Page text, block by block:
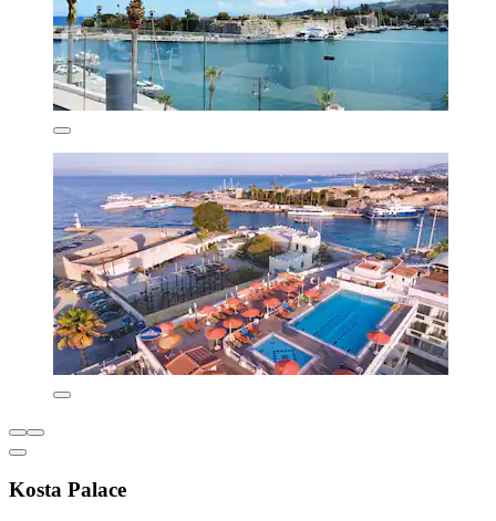
Kosta Palace